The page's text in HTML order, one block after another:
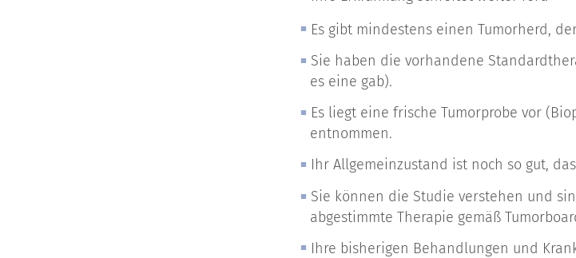
Es gibt mindestens einen Tumorherd,
Sie haben die vorhandene
es eine gab).
Es liegt eine frische Tumorprobe vor
entnommen.
Ihr Allgemeinzustand ist noch so gut,
Sie können die Studie verstehen und
abgestimmte Therapie gemäß
Ihre bisherigen Behandlungen und